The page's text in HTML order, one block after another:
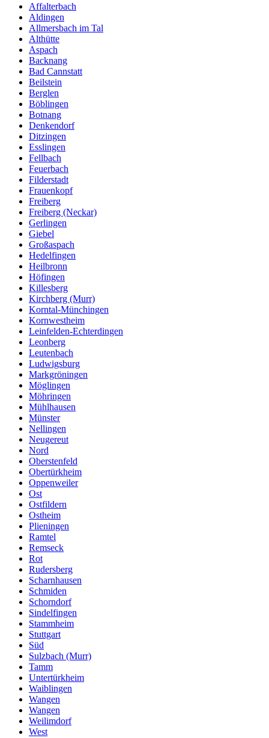
Affalterbach
Aldingen
Allmersbach im Tal
Althütte
Aspach
Backnang
Bad Cannstatt
Beilstein
Berglen
Böblingen
Botnang
Denkendorf
Ditzingen
Esslingen
Fellbach
Feuerbach
Filderstadt
Frauenkopf
Freiberg
Freiberg (Neckar)
Gerlingen
Giebel
Großaspach
Hedelfingen
Heilbronn
Höfingen
Killesberg
Kirchberg (Murr)
Korntal-Münchingen
Kornwestheim
Leinfelden-Echterdingen
Leonberg
Leutenbach
Ludwigsburg
Markgröningen
Möglingen
Möhringen
Mühlhausen
Münster
Nellingen
Neugereut
Nord
Oberstenfeld
Obertürkheim
Oppenweiler
Ost
Ostfildern
Ostheim
Plieningen
Ramtel
Remseck
Rot
Rudersberg
Scharnhausen
Schmiden
Schorndorf
Sindelfingen
Stammheim
Stuttgart
Süd
Sulzbach (Murr)
Tamm
Untertürkheim
Waiblingen
Wangen
Wangen
Weilimdorf
West